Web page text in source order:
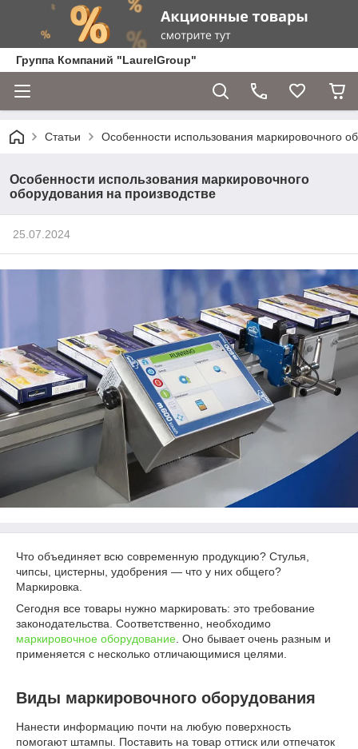
Группа Компаний "LaurelGroup"
Статьи Особенности использования маркировочного
Особенности использования маркировочного
оборудования на производстве
25.07.2024
Что объединяет всю современную продукцию? Стулья,
чипсы, цистерны, удобрения — что у них общего?
Маркировка.
Сегодня все товары нужно маркировать: это требование
законодательства. Соответственно, необходимо
маркировочное оборудование . Оно бывает очень разным и
применяется с несколько отличающимися целями.
Виды маркировочного оборудования
Нанести информацию почти на любую поверхность
помогают штампы. Поставить на товар оттиск или отпечаток